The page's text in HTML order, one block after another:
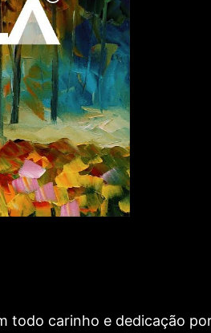
todo carinho e dedicação